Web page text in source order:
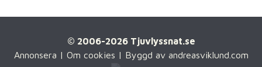
© 2006-2026 Tjuvlyssnat.se
Annonsera | Om cookies | Byggd av andreasviklund.com